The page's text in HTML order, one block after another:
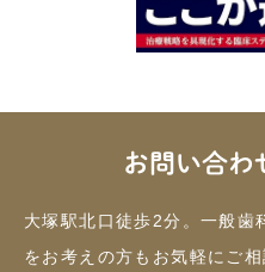
お問い合わ
大塚駅北口徒歩2分。一般歯
をお考えの方もお気軽にご相